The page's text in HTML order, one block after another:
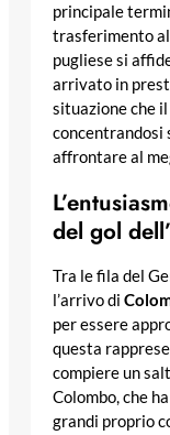
principale
trasferimento
pugliese si
arrivato in
situazione che
concentrandosi
affrontare al
del gol
Tra le fila del
l’arrivo di
per essere
questa
compiere un
Colombo, che
grandi proprio